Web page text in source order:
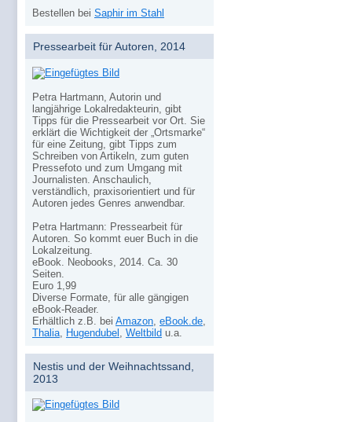
Bestellen bei Saphir im Stahl
Pressearbeit für Autoren, 2014
Petra Hartmann, Autorin und
langjährige Lokalredakteurin, gibt
Tipps für die Pressearbeit vor Ort. Sie
erklärt die Wichtigkeit der „Ortsmarke“
für eine Zeitung, gibt Tipps zum
Schreiben von Artikeln, zum guten
Pressefoto und zum Umgang mit
Journalisten. Anschaulich,
verständlich, praxisorientiert und für
Autoren jedes Genres anwendbar.
Petra Hartmann: Pressearbeit für
Autoren. So kommt euer Buch in die
Lokalzeitung.
eBook. Neobooks, 2014. Ca. 30
Seiten.
Euro 1,99
Diverse Formate, für alle gängigen
eBook-Reader.
Erhältlich z.B. bei Amazon eBook.de
Thalia Hugendubel Weltbild u.a.
Nestis und der Weihnachtssand,
2013